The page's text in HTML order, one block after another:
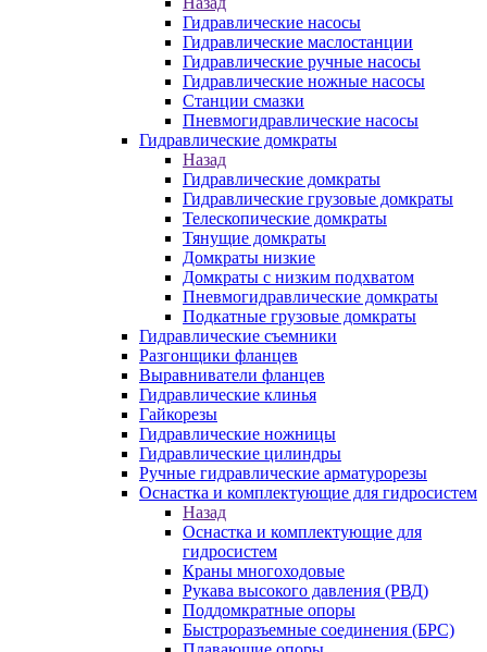
Гидравлические насосы
Гидравлические маслостанции
Гидравлические ручные насосы
Гидравлические ножные насосы
Станции смазки
Пневмогидравлические насосы
Гидравлические домкраты
Назад
Гидравлические домкраты
Гидравлические грузовые домкраты
Телескопические домкраты
Тянущие домкраты
Домкраты низкие
Домкраты с низким подхватом
Пневмогидравлические домкраты
Подкатные грузовые домкраты
Гидравлические съемники
Разгонщики фланцев
Выравниватели фланцев
Гидравлические клинья
Гайкорезы
Гидравлические ножницы
Гидравлические цилиндры
Ручные гидравлические арматурорезы
Оснастка и комплектующие для гидросистем
Назад
Оснастка и комплектующие для
гидросистем
Краны многоходовые
Рукава высокого давления (РВД)
Поддомкратные опоры
Быстроразъемные соединения (БРС)